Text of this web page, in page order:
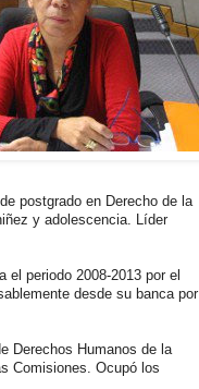
postgrado en Derecho de la
y adolescencia. Líder
el periodo 2008-2013 por el
desde su banca por
Derechos Humanos de la
Comisiones. Ocupó los